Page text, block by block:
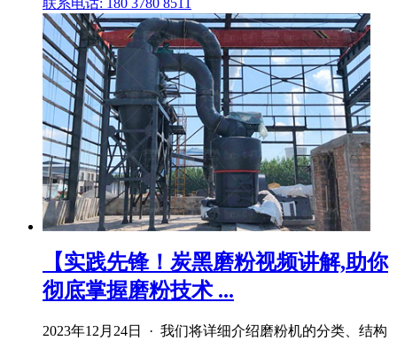
【实践先锋！炭黑磨粉视频讲解,助你
彻底掌握磨粉技术 ...
2023年12月24日 · 我们将详细介绍磨粉机的分类、结构